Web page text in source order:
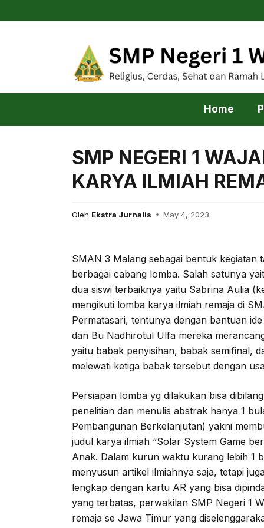
to
Home
SMP NEGERI 1
KARYA ILMIAH
Oleh Ekstra Jurnalis May 4, 2023
SMAN 3 Malang sebagai bentuk kegiatan
berbagai cabang lomba. Salah satunya
dua siswi terbaiknya yaitu Sabrina Aulia
mengikuti lomba karya ilmiah remaja di
Permatasari, tentunya dengan bantuan
dan Bu Nadhirotul Ulfa mereka
yaitu babak penyisihan, babak semifinal,
melewati ketiga babak tersebut dengan
Persiapan lomba yg dilakukan bisa
penelitian dan menulis abstrak hanya 1
Pembangunan Berkelanjutan) yakni
judul karya ilmiah “Solar System Game
Anak. Dalam kurun waktu kurang lebih 1
menyusun artikel ilmiahnya saja, tetapi
lengkap dengan kartu AR yang bisa
yang terbatas, perwakilan SMP Negeri 1
remaja se Jawa Timur yang